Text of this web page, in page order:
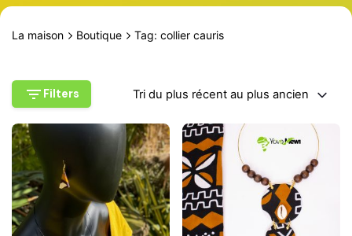
La maison Boutique Tag: collier cauris
Filters Tri du plus récent au plus ancien